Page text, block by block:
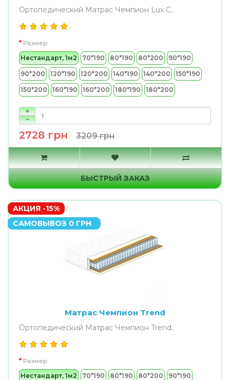
Ортопедический Матрас Чемпион Lux С..
Размер
Нестандарт, 1м2
70*190 80*190 80*200 90*190
90*200 120*190 120*200 140*190 140*200 150*190
150*200 160*190 160*200 180*190 180*200
2728 грн 3209 грн
БЫСТРЫЙ ЗАКАЗ
АКЦИЯ -15%
САМОВЫВОЗ 0 ГРН
Матрас Чемпион Trend
Ортопедический Матрас Чемпион Trend..
Размер
Нестандарт, 1м2
70*190 80*190 80*200 90*190